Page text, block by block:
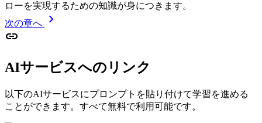
ローを実現するための知識が身につきます。
次の章へ
chevron_right
link
AIサービスへのリンク
以下のAIサービスにプロンプトを貼り付けて学習を進める
ことができます。すべて無料で利用可能です。